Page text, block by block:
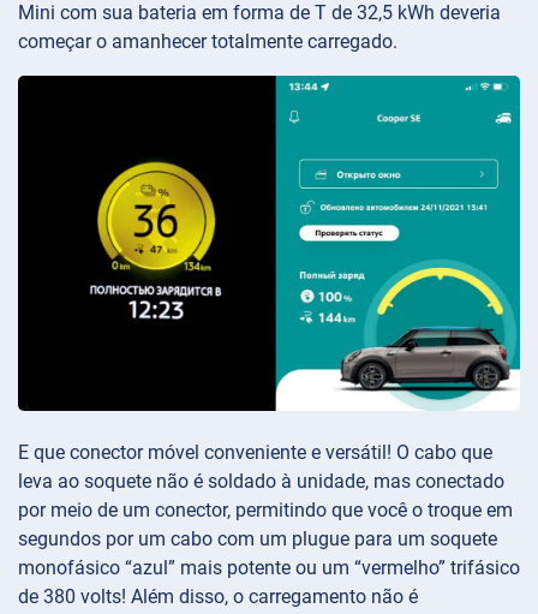
Mini com sua bateria em forma de T de 32,5 kWh deveria
começar o amanhecer totalmente carregado.
E que conector móvel conveniente e versátil! O cabo que
leva ao soquete não é soldado à unidade, mas conectado
por meio de um conector, permitindo que você o troque em
segundos por um cabo com um plugue para um soquete
monofásico “azul” mais potente ou um “vermelho” trifásico
de 380 volts! Além disso, o carregamento não é